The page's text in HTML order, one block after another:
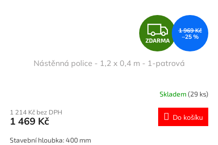
Z
D
A
R
M
A
ZDARMA
1 969 Kč
–25 %
Nástěnná police - 1,2 x 0,4 m - 1-patrová
Skladem(29 ks)
1 214 Kč bez DPH
1 469 Kč Do košíku
Stavební hloubka: 400 mm